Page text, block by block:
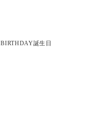
BIRTHDAY誕生日